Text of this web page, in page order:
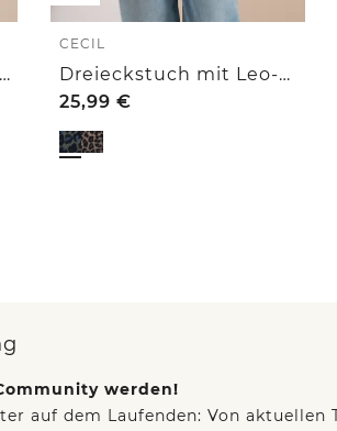
Loop-Schal mit Leo-Muster
CECIL
Dreieckstuch mit Leo-Muster
25,99 €
werden!
auf dem Laufenden: Von aktuellen